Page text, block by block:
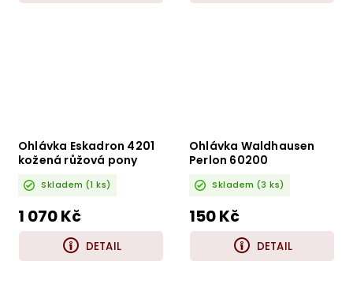
Ohlávka Eskadron 4201
kožená růžová pony
Skladem (1 ks)
1 070 Kč
DETAIL
Ohlávka Waldhausen
Perlon 60200
Skladem (3 ks)
150 Kč
DETAIL